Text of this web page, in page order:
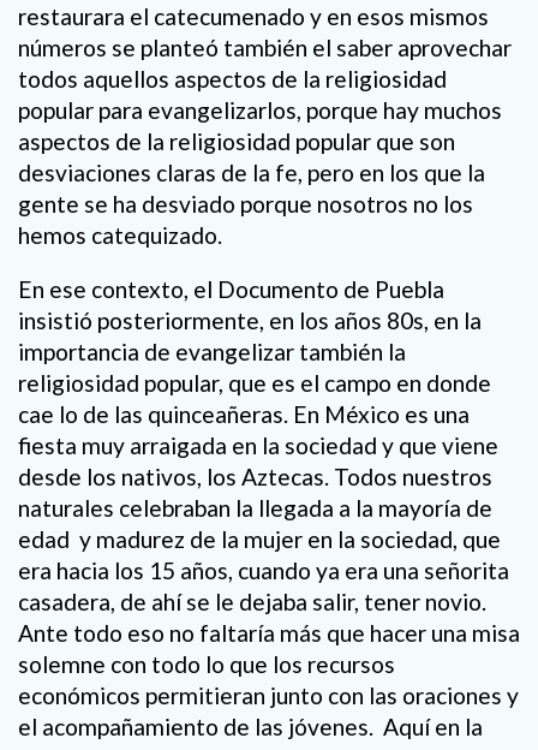
restaurara el catecumenado y en esos mismos
números se planteó también el saber aprovechar
todos aquellos aspectos de la religiosidad
popular para evangelizarlos, porque hay muchos
aspectos de la religiosidad popular que son
desviaciones claras de la fe, pero en los que la
gente se ha desviado porque nosotros no los
hemos catequizado.
En ese contexto, el Documento de Puebla
insistió posteriormente, en los años 80s, en la
importancia de evangelizar también la
religiosidad popular, que es el campo en donde
cae lo de las quinceañeras. En México es una
fiesta muy arraigada en la sociedad y que viene
desde los nativos, los Aztecas. Todos nuestros
naturales celebraban la llegada a la mayoría de
edad y madurez de la mujer en la sociedad, que
era hacia los 15 años, cuando ya era una señorita
casadera, de ahí se le dejaba salir, tener novio.
Ante todo eso no faltaría más que hacer una misa
solemne con todo lo que los recursos
económicos permitieran junto con las oraciones y
el acompañamiento de las jóvenes. Aquí en la